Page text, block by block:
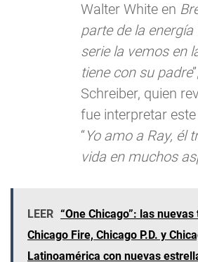
Walter White en
parte de la
serie la vemos en
tiene con su padre
Schreiber, quien
fue interpretar
“Yo amo a Ray, él
vida en muchos
LEER “One Chicago”: las
Chicago Fire, Chicago P.D. y
Latinoamérica con nuevas